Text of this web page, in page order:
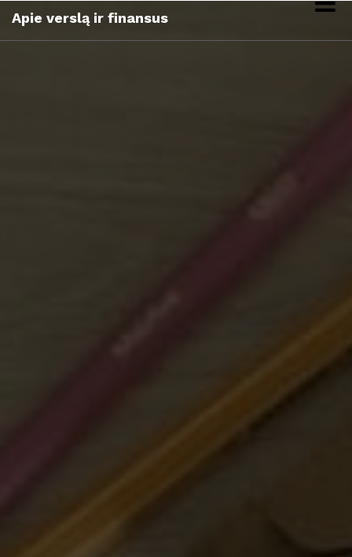
SkipApie verslą ir finansus